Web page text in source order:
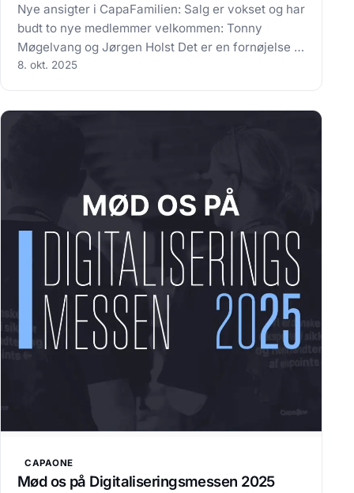
Nye ansigter i CapaFamilien: Salg er vokset og har
budt to nye medlemmer velkommen: Tonny
Møgelvang og Jørgen Holst Det er en fornøjelse at
fortælle, at vi har budt velkommen til to nye
8. okt. 2025
CAPAONE
Mød os på Digitaliseringsmessen 2025